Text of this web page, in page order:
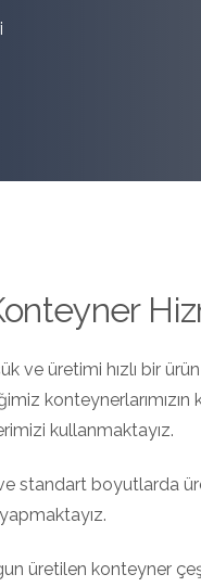
ve üretimi hızlı bir
kullanmaktayız.
standart boyutlarda
üretilen konteyner